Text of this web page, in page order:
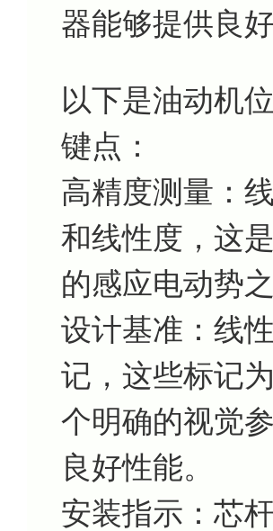
器能够提供良
以下是油动机
键点：
高精度测量：
和线性度，这
的感应电动势
设计基准：线
记，这些标记
个明确的视觉
良好性能。
安装指示：芯